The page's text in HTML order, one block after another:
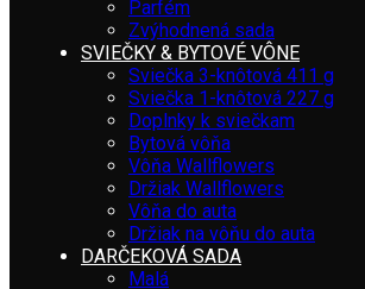
Parfém
Zvýhodnená sada
SVIEČKY & BYTOVÉ VÔNE
Sviečka 3-knôtová 411 g
Sviečka 1-knôtová 227 g
Doplnky k sviečkam
Bytová vôňa
Vôňa Wallflowers
Držiak Wallflowers
Vôňa do auta
Držiak na vôňu do auta
DARČEKOVÁ SADA
Malá